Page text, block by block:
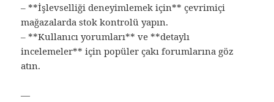
– **İşlevselliği deneyimlemek için** çevrimiçi
mağazalarda stok kontrolü yapın.
– **Kullanıcı yorumları** ve **detaylı
incelemeler** için popüler çakı forumlarına göz
atın.
—